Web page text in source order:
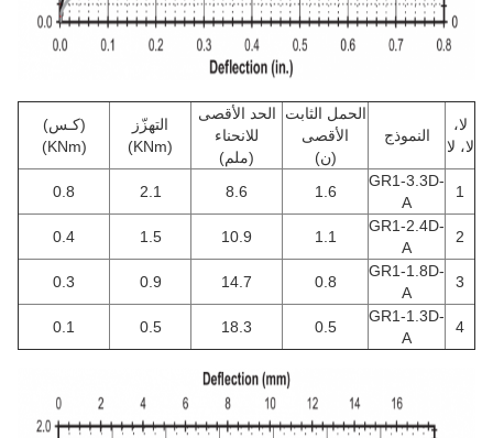
لا،
لا، لا
النموذج
الحمل الثابت
الأقصى
(ن)
الحد الأقصى
للانحناء
(ملم)
التهزّز
(كـس)
GR1-3.3D-
A
1.6
8.6
2.1
0.8
GR1-2.4D-
A
1.1
10.9
1.5
0.4
GR1-1.8D-
A
0.8
14.7
0.9
0.3
4
GR1-1.3D-
A
0.5
18.3
0.5
0.1